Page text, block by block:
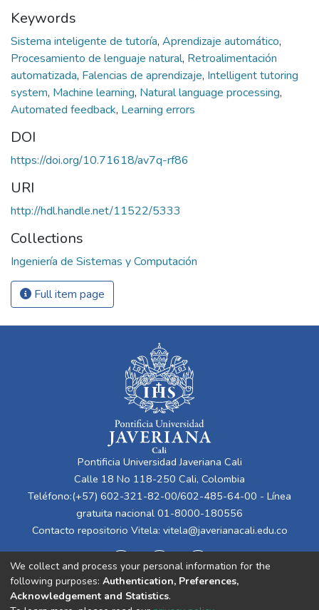
Keywords
Sistema inteligente de tutoría, Aprendizaje automático,
Procesamiento de lenguaje natural, Retroalimentación
automatizada, Falencias de aprendizaje, Intelligent tutoring
system, Machine learning, Natural language processing,
Automated feedback, Learning errors
DOI
https://doi.org/10.71618/av7q-rf86
URI
http://hdl.handle.net/11522/5333
Collections
Ingeniería de Sistemas y Computación
Full item page
Pontificia Universidad Javeriana Cali
Calle 18 No 118-250 Cali, Colombia
Teléfono:(+57) 602-321-82-00/602-485-64-00 - Línea
gratuita nacional 01-8000-180556
Contacto repositorio Vitela: vitela@javerianacali.edu.co
We collect and process your personal information for the
following purposes: Authentication, Preferences,
Acknowledgement and Statistics.